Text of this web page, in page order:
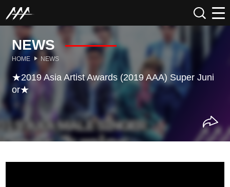
NEWS
HOME NEWS
★2019 Asia Artist Awards (2019 AAA) Super Juni
or★